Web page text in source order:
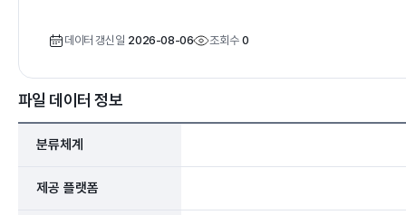
데이터 갱신일 2026-08-06 조회수 0
파일 데이터 정보
분류체계
제공 플랫폼